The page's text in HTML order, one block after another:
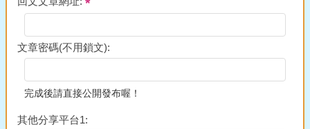
文章密碼(不用鎖文):
完成後請直接公開發布喔！
其他分享平台1: